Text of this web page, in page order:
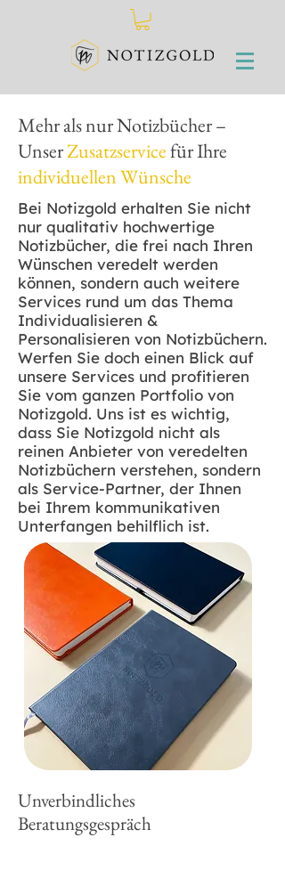
Mehr als nurNotizbücher–
UnserZusatzservicefür Ihre
individuellen Wünsche
Bei Notizgold erhalten Sie nicht
nur qualitativ hochwertige
Notizbücher, die frei nach Ihren
Wünschen veredelt werden
können, sondern auch weitere
Services rund um das Thema
Individualisieren &
Personalisieren von Notizbüchern.
Werfen Sie doch einen Blick auf
unsere Services und profitieren
Sie vom ganzen Portfolio von
Notizgold. Uns ist es wichtig,
dass Sie Notizgold nicht als
reinen Anbieter von veredelten
Notizbüchern verstehen, sondern
als Service-Partner, der Ihnen
bei Ihrem kommunikativen
Unterfangen behilflich ist.
Unverbindliches
Beratungsgespräch